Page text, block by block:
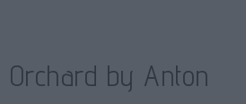
by Anton